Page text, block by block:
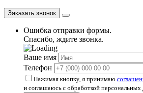
Заказать звонок
Ошибка отправки формы.
Спасибо, ждите звонка.
Ваше имя
Телефон
Нажимая кнопку, я принимаю
и соглашаюсь с обработкой